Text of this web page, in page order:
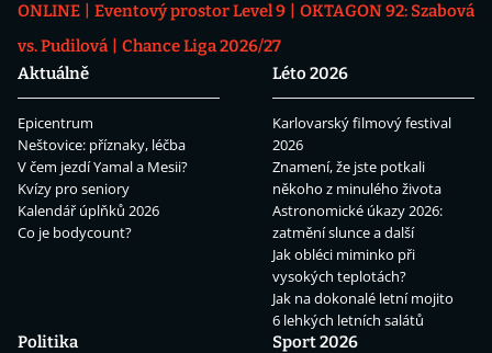
ONLINE
Eventový prostor Level 9
OKTAGON 92: Szabová
vs. Pudilová
Chance Liga 2026/27
Aktuálně
Epicentrum
Neštovice: příznaky, léčba
V čem jezdí Yamal a Mesii?
Kvízy pro seniory
Kalendář úplňků 2026
Co je bodycount?
Léto 2026
Karlovarský filmový festival
2026
Znamení, že jste potkali
někoho z minulého života
Astronomické úkazy 2026:
zatmění slunce a další
Jak obléci miminko při
vysokých teplotách?
Jak na dokonalé letní mojito
6 lehkých letních salátů
Politika
Sport 2026